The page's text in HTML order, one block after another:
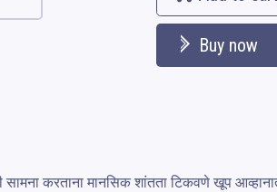
Buy now
सामना करताना मानसिक शांतता टिकवणे खूप